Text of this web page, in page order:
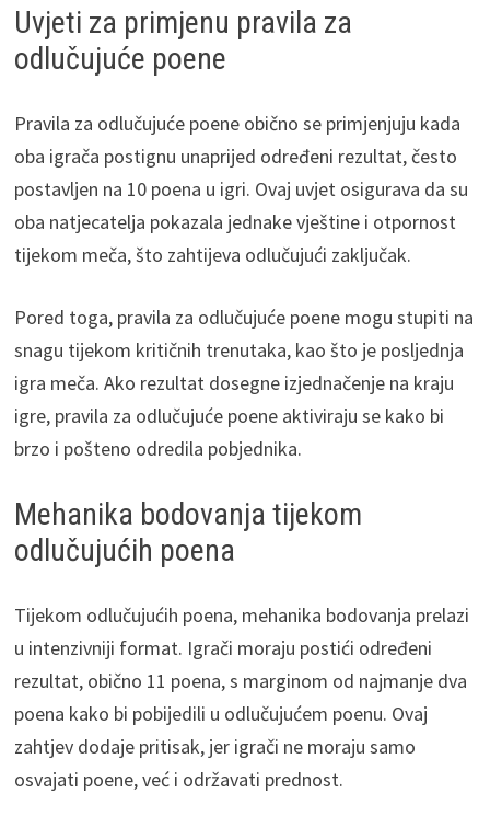
Uvjeti za primjenu pravila za
odlučujuće poene
Pravila za odlučujuće poene obično se primjenjuju kada
oba igrača postignu unaprijed određeni rezultat, često
postavljen na 10 poena u igri. Ovaj uvjet osigurava da su
oba natjecatelja pokazala jednake vještine i otpornost
tijekom meča, što zahtijeva odlučujući zaključak.
Pored toga, pravila za odlučujuće poene mogu stupiti na
snagu tijekom kritičnih trenutaka, kao što je posljednja
igra meča. Ako rezultat dosegne izjednačenje na kraju
igre, pravila za odlučujuće poene aktiviraju se kako bi
brzo i pošteno odredila pobjednika.
Mehanika bodovanja tijekom
odlučujućih poena
Tijekom odlučujućih poena, mehanika bodovanja prelazi
u intenzivniji format. Igrači moraju postići određeni
rezultat, obično 11 poena, s marginom od najmanje dva
poena kako bi pobijedili u odlučujućem poenu. Ovaj
zahtjev dodaje pritisak, jer igrači ne moraju samo
osvajati poene, već i održavati prednost.